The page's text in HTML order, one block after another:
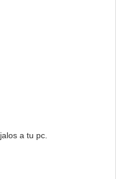
a tu pc.